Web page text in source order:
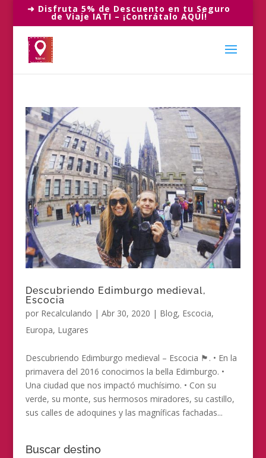
➜ Disfruta 5% de Descuento en tu Seguro
de Viaje IATI – ¡Contrátalo AQUÍ!
Descubriendo Edimburgo medieval,
Escocia
por Recalculando | Abr 30, 2020 | Blog, Escocia,
Europa, Lugares
Descubriendo Edimburgo medieval – Escocia 🏴󠁧󠁢󠁳󠁣󠁴󠁿. • En la
primavera del 2016 conocimos la bella Edimburgo. •
Una ciudad que nos impactó muchísimo. • Con su
verde, su monte, sus hermosos miradores, su castillo,
sus calles de adoquines y las magníficas fachadas...
Buscar destino